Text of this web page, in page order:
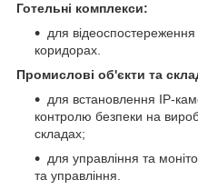
Готельні комплекси:
для відеоспостереження
коридорах.
Промислові об'єкти та
для встановлення IP-
контролю безпеки на
складах;
для управління та
та управління.